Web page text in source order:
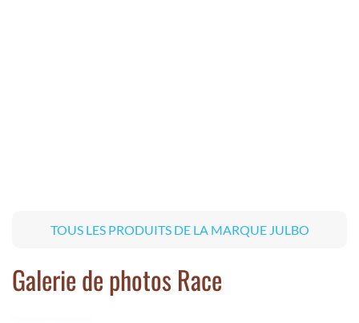
TOUS LES PRODUITS DE LA MARQUE JULBO
Galerie de photos Race